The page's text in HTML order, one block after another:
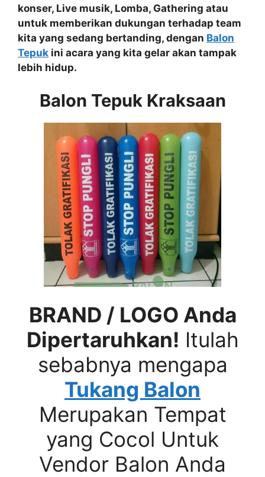
konser, Live musik, Lomba, Gathering atau
untuk memberikan dukungan terhadap team
kita yang sedang bertanding, dengan Balon
Tepuk ini acara yang kita gelar akan tampak
lebih hidup.
Balon Tepuk Kraksaan
BRAND / LOGO Anda
Dipertaruhkan! Itulah
sebabnya mengapa
Tukang Balon
Merupakan Tempat
yang Cocol Untuk
Vendor Balon Anda